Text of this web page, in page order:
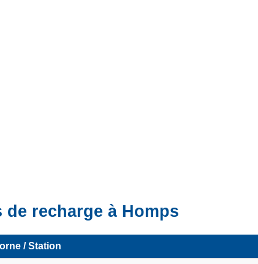
recharge à Homps
/ Station